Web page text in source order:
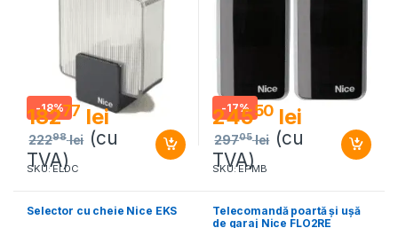
-18%
18277 lei
22298 lei (cu
TVA)
SKU: ELDC
-17%
24550 lei
29705 lei (cu
TVA)
SKU: EPMB
Selector cu cheie Nice EKS
Telecomandă poartă și ușă
de garaj Nice FLO2RE